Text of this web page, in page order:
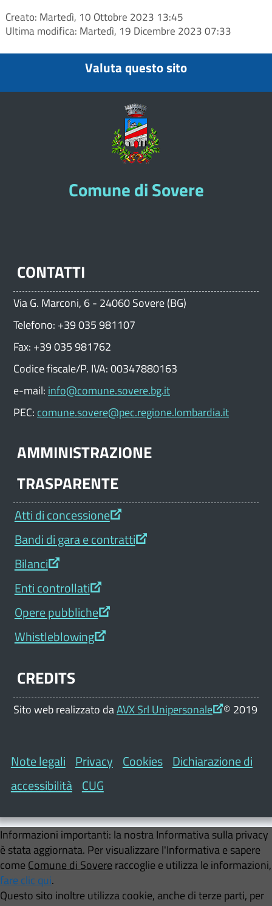
Creato: Martedì, 10 Ottobre 2023 13:45
Ultima modifica: Martedì, 19 Dicembre 2023 07:33
Valuta questo sito
Comune di Sovere
CONTATTI
Via G. Marconi, 6 - 24060 Sovere (BG)
Telefono: +39 035 981107
Fax: +39 035 981762
Codice fiscale/P. IVA: 00347880163
e-mail: info@comune.sovere.bg.it
PEC: comune.sovere@pec.regione.lombardia.it
AMMINISTRAZIONE
TRASPARENTE
Atti di concessione
Bandi di gara e contratti
Bilanci
Enti controllati
Opere pubbliche
Whistleblowing
CREDITS
Sito web realizzato daAVX Srl Unipersonale © 2019
Note legali Privacy Cookies Dichiarazione di
accessibilità CUG
Informazioni importanti: la nostra Informativa sulla privacy
è stata aggiornata. Per visualizzare l'Informativa e sapere
come Comune di Sovere raccoglie e utilizza le informazioni,
fare clic qui.
Questo sito inoltre utilizza cookie, anche di terze parti, per